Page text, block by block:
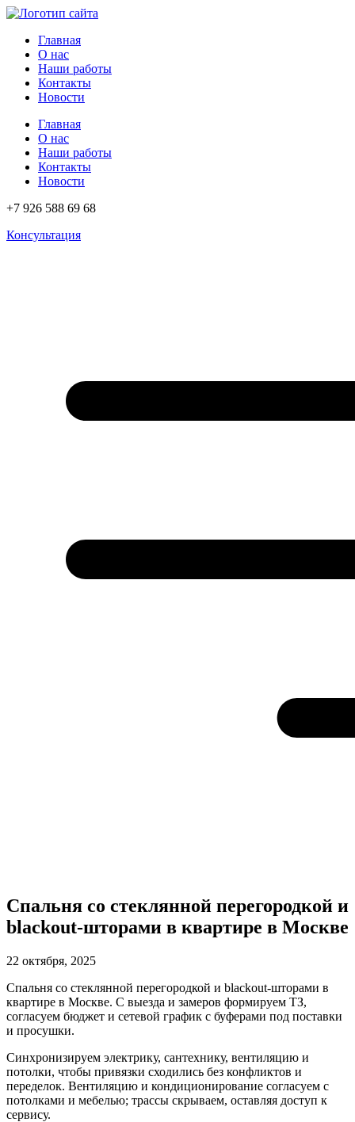
Перейти
содержимому
Главная
О нас
Наши работы
Контакты
Новости
Главная
О нас
Наши работы
Контакты
Новости
+7 926 588 69 68
Консультация
Спальня со стеклянной перегородкой и
blackout‑шторами в квартире в Москве
22 октября, 2025
Спальня со стеклянной перегородкой и blackout‑шторами в
квартире в Москве. С выезда и замеров формируем ТЗ,
согласуем бюджет и сетевой график с буферами под поставки
и просушки.
Синхронизируем электрику, сантехнику, вентиляцию и
потолки, чтобы привязки сходились без конфликтов и
переделок. Вентиляцию и кондиционирование согласуем с
потолками и мебелью; трассы скрываем, оставляя доступ к
сервису.